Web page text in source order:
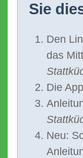
Sie
Den
das
Die
Neu: